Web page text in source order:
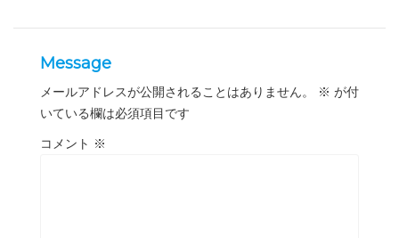
Message
メールアドレスが公開されることはありません。 ※ が付
いている欄は必須項目です
コメント ※